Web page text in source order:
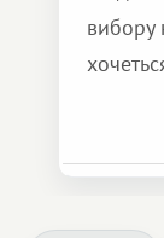
вибору